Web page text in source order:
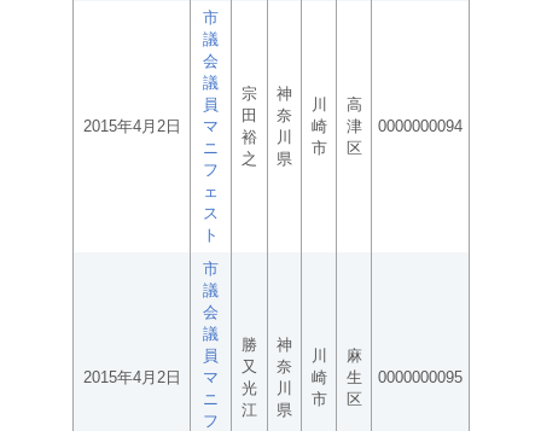
2015年4月2日
市
議
会
議
員
マ
ニ
フ
ェ
ス
ト
宗
田
裕
之
神
奈
川
県
川
崎
市
高
津
区
0000000094
2015年4月2日
市
議
会
議
員
マ
ニ
フ
勝
又
光
江
神
奈
川
県
川
崎
市
麻
生
区
0000000095